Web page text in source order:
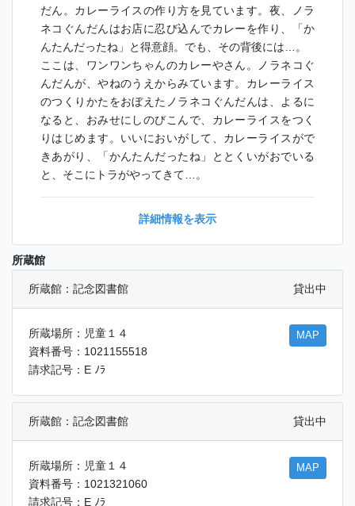
だん。カレーライスの作り方を見ています。夜、ノラ
ネコぐんだんはお店に忍び込んでカレーを作り、「か
んたんだったね」と得意顔。でも、その背後には…。
ここは、ワンワンちゃんのカレーやさん。ノラネコぐ
んだんが、やねのうえからみています。カレーライス
のつくりかたをおぼえたノラネコぐんだんは、よるに
なると、おみせにしのびこんで、カレーライスをつく
りはじめます。いいにおいがして、カレーライスがで
きあがり、「かんたんだったね」ととくいがおでいる
と、そこにトラがやってきて…。
詳細情報を表示
所蔵館
所蔵館：記念図書館 貸出中
所蔵場所：児童１４
資料番号：1021155518
請求記号：E ﾉﾗ
MAP
所蔵館：記念図書館 貸出中
所蔵場所：児童１４
資料番号：1021321060
請求記号：E ﾉﾗ
MAP